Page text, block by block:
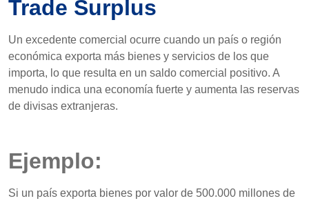
Trade Surplus
Un excedente comercial ocurre cuando un país o región
económica exporta más bienes y servicios de los que
importa, lo que resulta en un saldo comercial positivo. A
menudo indica una economía fuerte y aumenta las reservas
de divisas extranjeras.
Ejemplo:
Si un país exporta bienes por valor de 500.000 millones de